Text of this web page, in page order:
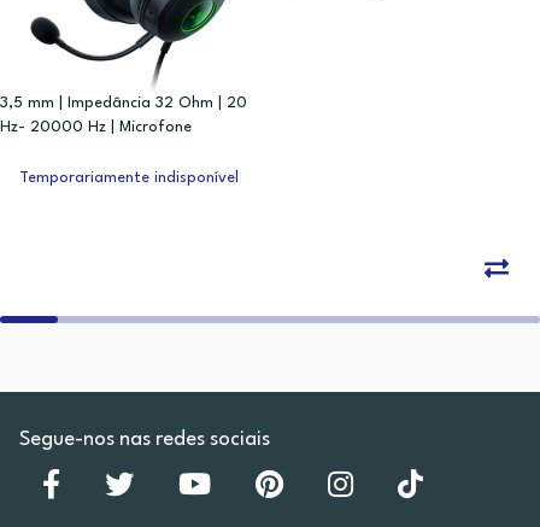
3,5 mm | Impedância 32 Ohm | 20
Hz- 20000 Hz | Microfone
Temporariamente indisponível
Segue-nos nas redes sociais